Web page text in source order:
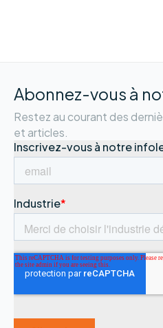
Abonnez-vous à
Restez au courant des
et articles.